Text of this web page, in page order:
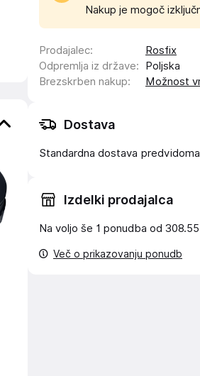
Nakup je mogoč
Prodajalec:
Rosfix
Odpremlja iz države:
Poljska
Brezskrben nakup: Možnost
Dostava
Standardna dostava
Izdelki prodajalca
Na voljo še 1 ponudba od
Več o prikazovanju ponudb